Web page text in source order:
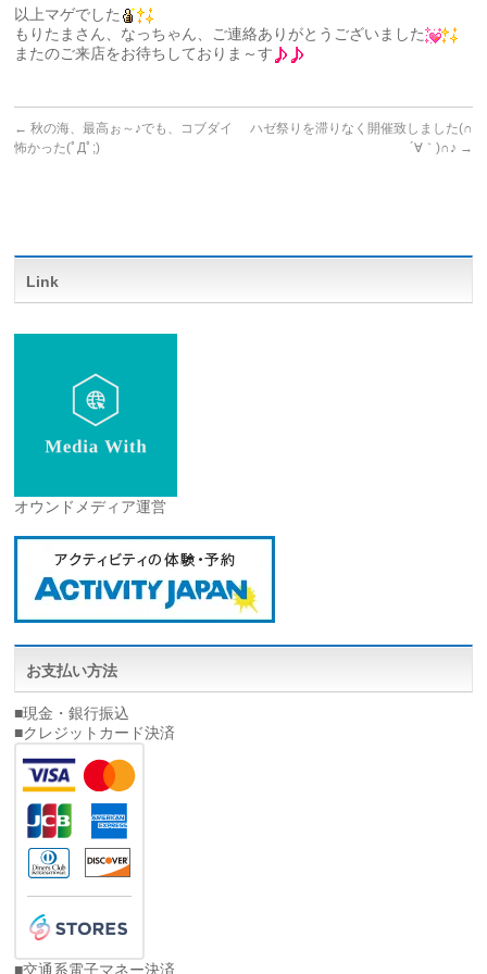
以上マゲでした
もりたまさん、なっちゃん、ご連絡ありがとうございました
またのご来店をお待ちしておりま～す
← 秋の海、最高ぉ～♪でも、コブダイ
怖かった(ﾟДﾟ;)
ハゼ祭りを滞りなく開催致しました(∩
´∀｀)∩♪ →
Link
オウンドメディア運営
お支払い方法
■現金・銀行振込
■クレジットカード決済
■交通系電子マネー決済